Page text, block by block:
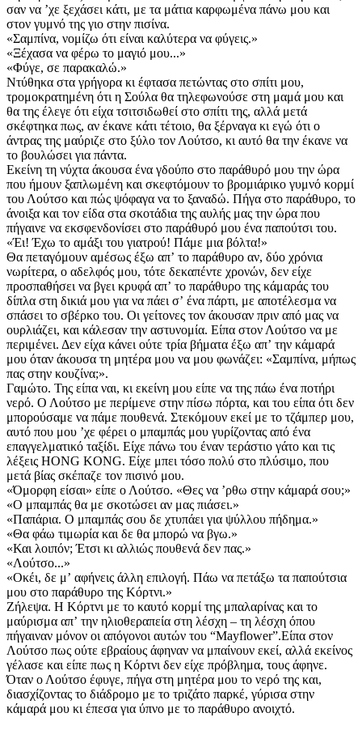
σαν να ʼχε ξεχάσει κάτι, με τα μάτια καρφωμένα πάνω μου και
στον γυμνό της γιο στην πισίνα.
«Σαμπίνα, νομίζω ότι είναι καλύτερα να φύγεις.»
«Ξέχασα να φέρω το μαγιό μου...»
«Φύγε, σε παρακαλώ.»
Ντύθηκα στα γρήγορα κι έφτασα πετώντας στο σπίτι μου,
τρομοκρατημένη ότι η Σούλα θα τηλεφωνούσε στη μαμά μου και
θα της έλεγε ότι είχα τσιτσιδωθεί στο σπίτι της, αλλά μετά
σκέφτηκα πως, αν έκανε κάτι τέτοιο, θα ξέρναγα κι εγώ ότι ο
άντρας της μαύριζε στο ξύλο τον Λούτσο, κι αυτό θα την έκανε να
το βουλώσει για πάντα.
Εκείνη τη νύχτα άκουσα ένα γδούπο στο παράθυρό μου την ώρα
που ήμουν ξαπλωμένη και σκεφτόμουν το βρομιάρικο γυμνό κορμί
του Λούτσο και πώς ψόφαγα να το ξαναδώ. Πήγα στο παράθυρο, το
άνοιξα και τον είδα στα σκοτάδια της αυλής μας την ώρα που
πήγαινε να εκσφενδονίσει στο παράθυρό μου ένα παπούτσι του.
«Έι! Έχω το αμάξι του γιατρού! Πάμε μια βόλτα!»
Θα πεταγόμουν αμέσως έξω απʼ το παράθυρο αν, δύο χρόνια
νωρίτερα, ο αδελφός μου, τότε δεκαπέντε χρονών, δεν είχε
προσπαθήσει να βγει κρυφά απʼ το παράθυρο της κάμαράς του
δίπλα στη δικιά μου για να πάει σʼ ένα πάρτι, με αποτέλεσμα να
σπάσει το σβέρκο του. Οι γείτονες τον άκουσαν πριν από μας να
ουρλιάζει, και κάλεσαν την αστυνομία. Είπα στον Λούτσο να με
περιμένει. Δεν είχα κάνει ούτε τρία βήματα έξω απʼ την κάμαρά
μου όταν άκουσα τη μητέρα μου να μου φωνάζει: «Σαμπίνα, μήπως
πας στην κουζίνα;».
Γαμώτο. Της είπα ναι, κι εκείνη μου είπε να της πάω ένα ποτήρι
νερό. Ο Λούτσο με περίμενε στην πίσω πόρτα, και του είπα ότι δεν
μπορούσαμε να πάμε πουθενά. Στεκόμουν εκεί με το τζάμπερ μου,
αυτό που μου ʼχε φέρει ο μπαμπάς μου γυρίζοντας από ένα
επαγγελματικό ταξίδι. Είχε πάνω του έναν τεράστιο γάτο και τις
λέξεις HONG KONG. Είχε μπει τόσο πολύ στο πλύσιμο, που
μετά βίας σκέπαζε τον πισινό μου.
«Όμορφη είσαι» είπε ο Λούτσο. «Θες να ʼρθω στην κάμαρά σου;»
«Ο μπαμπάς θα με σκοτώσει αν μας πιάσει.»
«Παπάρια. Ο μπαμπάς σου δε χτυπάει για ψύλλου πήδημα.»
«Θα φάω τιμωρία και δε θα μπορώ να βγω.»
«Και λοιπόν; Έτσι κι αλλιώς πουθενά δεν πας.»
«Λούτσο...»
«Οκέι, δε μʼ αφήνεις άλλη επιλογή. Πάω να πετάξω τα παπούτσια
μου στο παράθυρο της Κόρτνι.»
Ζήλεψα. Η Κόρτνι με το καυτό κορμί της μπαλαρίνας και το
μαύρισμα απʼ την ηλιοθεραπεία στη λέσχη – τη λέσχη όπου
πήγαιναν μόνον οι απόγονοι αυτών του “Mayflower”.Είπα στον
Λούτσο πως ούτε εβραίους άφηναν να μπαίνουν εκεί, αλλά εκείνος
γέλασε και είπε πως η Κόρτνι δεν είχε πρόβλημα, τους άφηνε.
Όταν ο Λούτσο έφυγε, πήγα στη μητέρα μου το νερό της και,
διασχίζοντας το διάδρομο με το τριζάτο παρκέ, γύρισα στην
κάμαρά μου κι έπεσα για ύπνο με το παράθυρο ανοιχτό.